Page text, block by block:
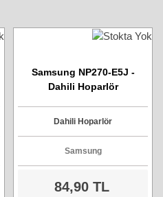
Samsung NP270-E5J -
Dahili Hoparlör
Dahili Hoparlör
Samsung
84,90 TL